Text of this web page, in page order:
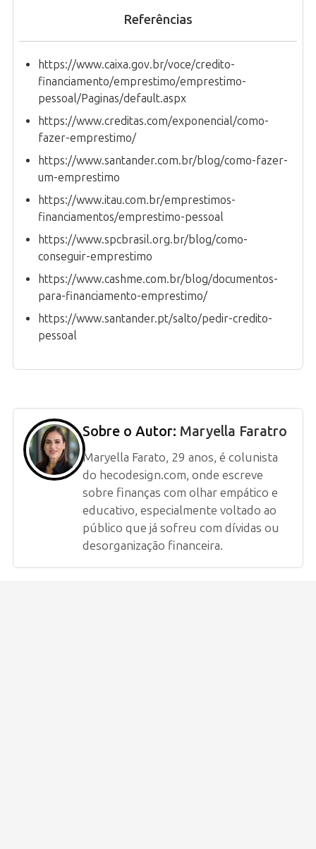
Referências
https://www.caixa.gov.br/voce/credito-
financiamento/emprestimo/emprestimo-
pessoal/Paginas/default.aspx
https://www.creditas.com/exponencial/como-
fazer-emprestimo/
https://www.santander.com.br/blog/como-fazer-
um-emprestimo
https://www.itau.com.br/emprestimos-
financiamentos/emprestimo-pessoal
https://www.spcbrasil.org.br/blog/como-
conseguir-emprestimo
https://www.cashme.com.br/blog/documentos-
para-financiamento-emprestimo/
https://www.santander.pt/salto/pedir-credito-
pessoal
Sobre o Autor: Maryella Faratro
Maryella Farato, 29 anos, é colunista
do hecodesign.com, onde escreve
sobre finanças com olhar empático e
educativo, especialmente voltado ao
público que já sofreu com dívidas ou
desorganização financeira.